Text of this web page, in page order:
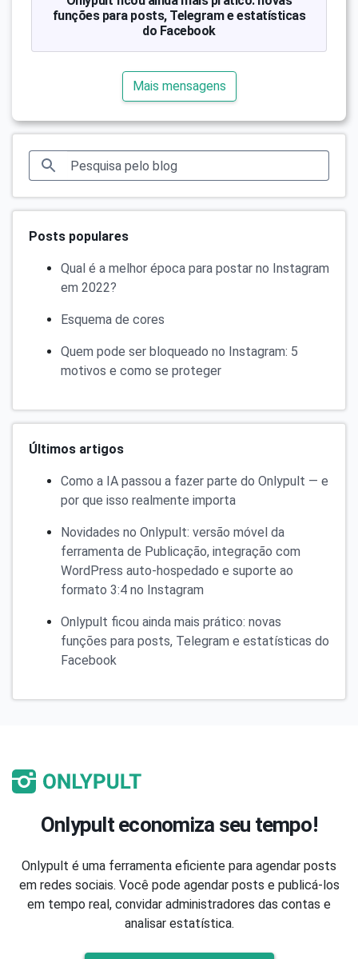
funções para posts, Telegram e estatísticas
do Facebook
Mais mensagens
Posts populares
Qual é a melhor época para postar no Instagram
em 2022?
Esquema de cores
Quem pode ser bloqueado no Instagram: 5
motivos e como se proteger
Últimos artigos
Como a IA passou a fazer parte do Onlypult — e
por que isso realmente importa
Novidades no Onlypult: versão móvel da
ferramenta de Publicação, integração com
WordPress auto-hospedado e suporte ao
formato 3:4 no Instagram
Onlypult ficou ainda mais prático: novas
funções para posts, Telegram e estatísticas do
Facebook
Onlypult economiza seu tempo!
Onlypult é uma ferramenta eficiente para agendar posts
em redes sociais. Você pode agendar posts e publicá-los
em tempo real, convidar administradores das contas e
analisar estatística.